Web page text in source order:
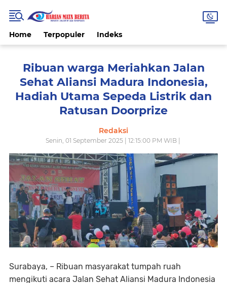
Home Terpopuler Indeks
Ribuan warga Meriahkan Jalan
Sehat Aliansi Madura Indonesia,
Hadiah Utama Sepeda Listrik dan
Ratusan Doorprize
Redaksi
Senin, 01 September 2025 | 12:15:00 PM WIB |
Surabaya, – Ribuan masyarakat tumpah ruah
mengikuti acara Jalan Sehat Aliansi Madura Indonesia